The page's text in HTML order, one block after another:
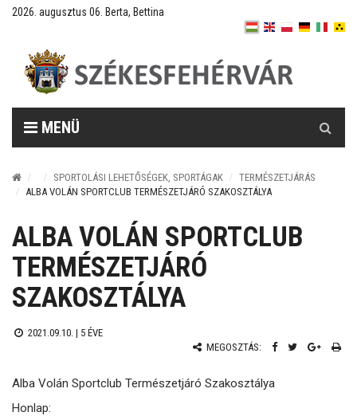
2026. augusztus 06. Berta, Bettina
MENÜ
SPORTOLÁSI LEHETŐSÉGEK, SPORTÁGAK
TERMÉSZETJÁRÁS
ALBA VOLÁN SPORTCLUB TERMÉSZETJÁRÓ SZAKOSZTÁLYA
ALBA VOLÁN SPORTCLUB
TERMÉSZETJÁRÓ
SZAKOSZTÁLYA
2021.09.10. | 5 ÉVE
MEGOSZTÁS:
Alba Volán Sportclub Természetjáró Szakosztálya
Honlap: